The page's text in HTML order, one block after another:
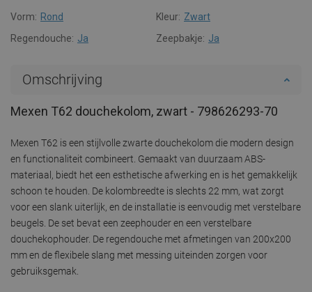
Vorm: Rond Kleur: Zwart
Regendouche: Ja Zeepbakje: Ja
Omschrijving
Mexen T62 douchekolom, zwart - 798626293-70
Mexen T62 is een stijlvolle zwarte douchekolom die modern design
en functionaliteit combineert. Gemaakt van duurzaam ABS-
materiaal, biedt het een esthetische afwerking en is het gemakkelijk
schoon te houden. De kolombreedte is slechts 22 mm, wat zorgt
voor een slank uiterlijk, en de installatie is eenvoudig met verstelbare
beugels. De set bevat een zeephouder en een verstelbare
douchekophouder. De regendouche met afmetingen van 200x200
mm en de flexibele slang met messing uiteinden zorgen voor
gebruiksgemak.